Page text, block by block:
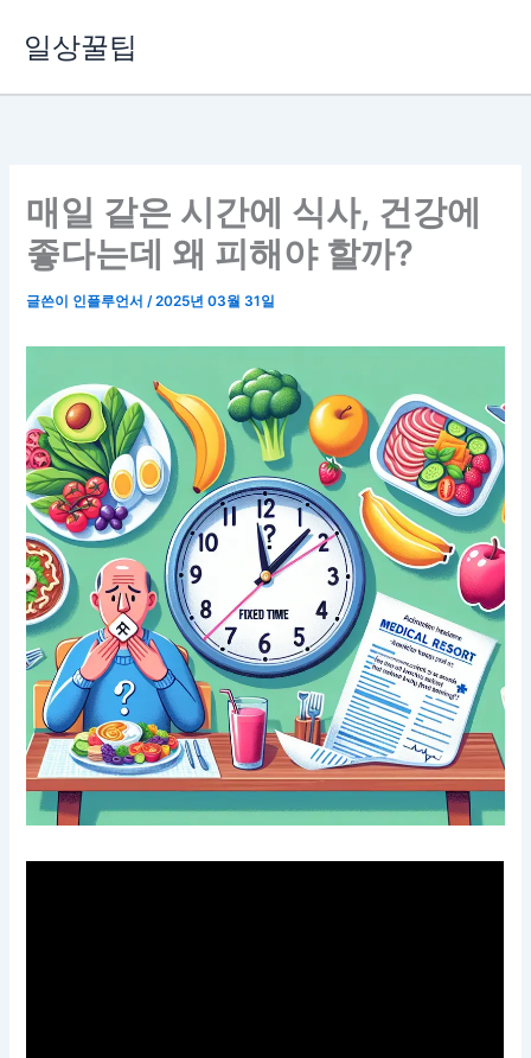
로
일상꿀팁
매일 같은 시간에 식사, 건강에
좋다는데 왜 피해야 할까?
글쓴이 인플루언서/2025년 03월 31일